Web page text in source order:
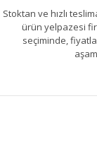
Stoktan ve hızlı
ürün yelpazesi
seçiminde,